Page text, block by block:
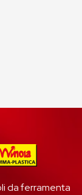
da ferramenta